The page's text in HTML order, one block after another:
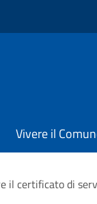
Vivere il
il certificato di